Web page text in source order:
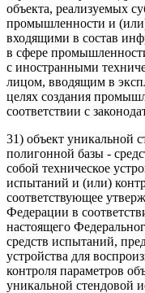
объекта, реализуемых
промышленности и
входящими в состав
в сфере
с иностранными
лицом, вводящим в
целях создания
соответствии с
31) объект уникальной
полигонной базы -
собой техническое
испытаний и (или)
соответствующее
Федерации в
настоящего
средств испытаний,
устройства для
контроля параметров
уникальной стендовой